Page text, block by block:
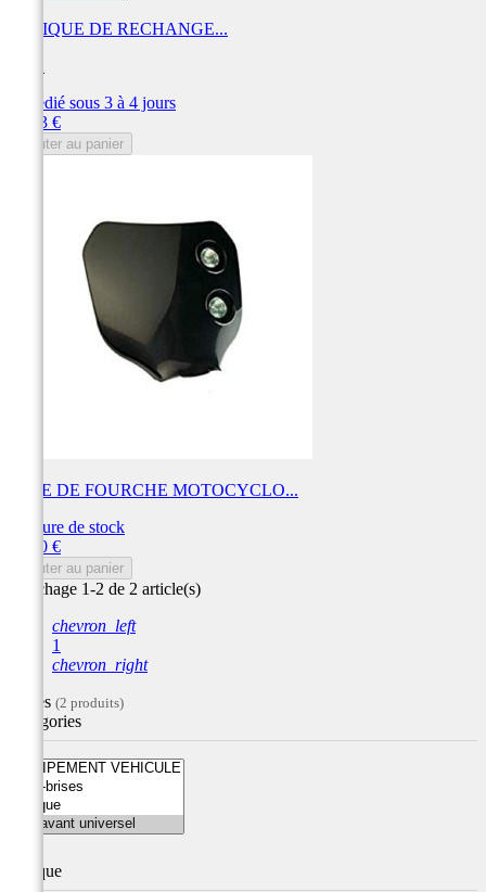
OPTIQUE DE RECHANGE...
Expédié sous 3 à 4 jours
75,73 €
Ajouter au panier
TETE DE FOURCHE MOTOCYCLO...
Rupture de stock
25,00 €
Ajouter au panier
Affichage 1-2 de 2 article(s)
chevron_left
1
chevron_right
Filtres (2 produits)
Catégories
Marque